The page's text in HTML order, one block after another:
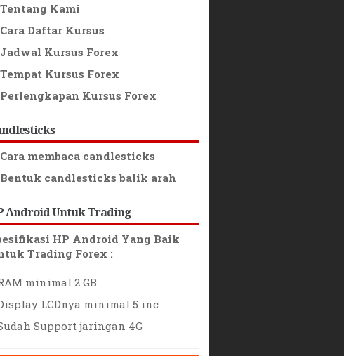
Tentang Kami
Cara Daftar Kursus
Jadwal Kursus Forex
Tempat Kursus Forex
Perlengkapan Kursus Forex
Cara membaca candlesticks
Bentuk candlesticks balik arah
Android Untuk Trading
HP Android Yang Baik
Trading Forex :
minimal 2 GB
LCDnya minimal 5 inc
Support jaringan 4G